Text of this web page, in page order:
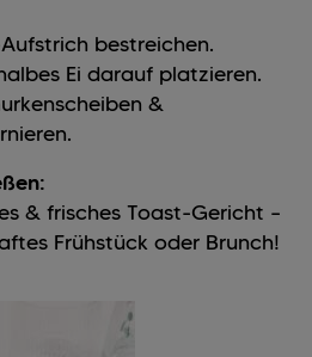
bestreichen.
Ei darauf platzieren.
&
& frisches Toast-Gericht –
Frühstück oder Brunch!